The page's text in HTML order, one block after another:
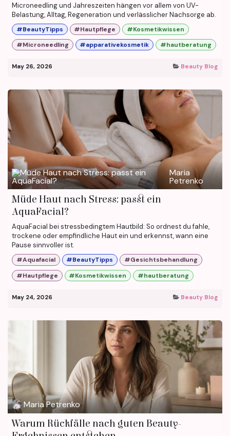
Microneedling und Jahreszeiten hängen vor allem von UV-
Belastung, Alltag, Regeneration und verlässlicher Nachsorge ab.
#BeautyTipps #Hautpflege
#Kosmetikwissen
#Microneedling
#apparativekosmetik #hautberatung
May 26, 2026 Beauty Blog
Maria
Petrenko
Müde Haut nach Stress: passt ein
AquaFacial?
AquaFacial bei stressbedingtem Hautbild: So ordnest du fahle,
trockene oder empfindliche Haut ein und erkennst, wann eine
Pause sinnvoller ist.
#Aquafacial #BeautyTipps
#Gesichtsbehandlung
#Hautpflege
#Kosmetikwissen #hautberatung
May 24, 2026 Beauty Blog
Maria Petrenko
Warum Rückfälle nach guten Beauty-